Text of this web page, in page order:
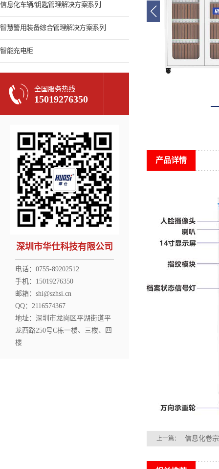
信息化车辆/钥匙管理解决方案系列
智慧警用装备综合管理解决方案系列
智能充电柜
全国服务热线
15019276350
深圳市华仕科技有限公司
电话：0755-89202512
手机：15019276350
邮箱：shi@szhsi.cn
QQ：2116574367
地址：深圳市龙岗区平湖街道平
龙西路250号C栋一楼、三楼、四
楼
产品详情
上一篇： 信息化卷